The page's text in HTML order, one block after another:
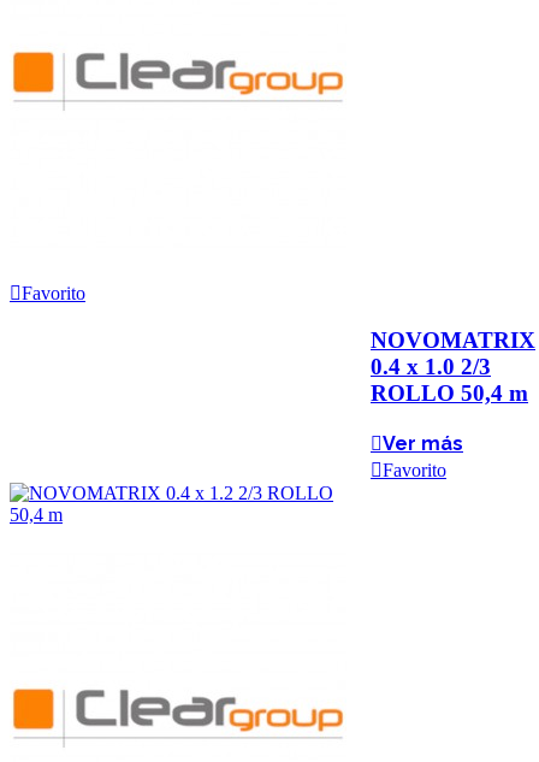
Favorito
NOVOMATRIX
0.4 x 1.0 2/3
ROLLO 50,4 m
Ver más
Favorito